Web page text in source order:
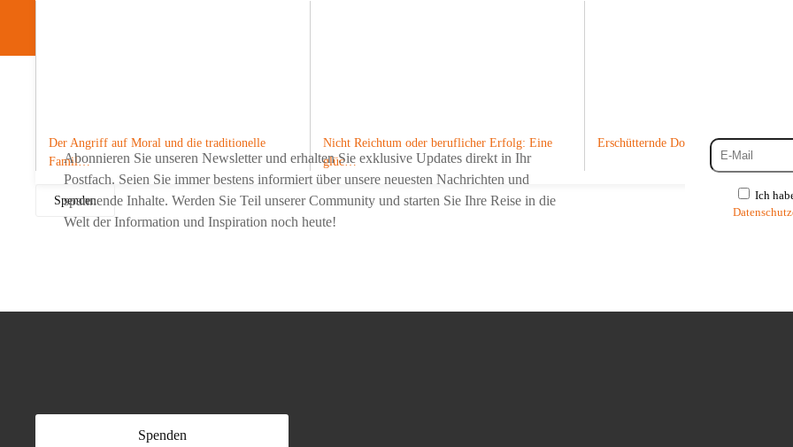
Der Angriff auf Moral und die traditionelle
Famil…
Nicht Reichtum oder beruflicher Erfolg: Eine
glüc…
Erschütternde Doku „Tatort Kita“:
Spenden
Abonnieren Sie unseren Newsletter und erhalten Sie exklusive Updates direkt in Ihr
Postfach. Seien Sie immer bestens informiert über unsere neuesten Nachrichten und
spannende Inhalte. Werden Sie Teil unserer Community und starten Sie Ihre Reise in die
Welt der Information und Inspiration noch heute!
Ich
Spenden